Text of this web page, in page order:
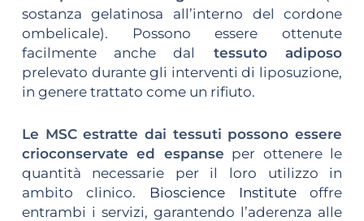
sostanza gelatinosa all’interno del cordone
ombelicale). Possono essere ottenute
facilmente anche dal
tessuto adiposo
prelevato durante gli interventi di liposuzione,
in genere trattato come un rifiuto.
Le MSC estratte dai tessuti possono essere
crioconservate ed espanse per ottenere le
quantità necessarie per il loro utilizzo in
ambito clinico. Bioscience Instituteoffre
entrambi i servizi, garantendo l’aderenza alle